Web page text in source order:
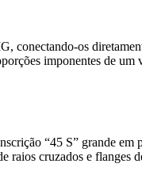
conectando-os
imponentes de
“45 S” grande em
raios cruzados e flanges